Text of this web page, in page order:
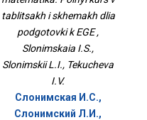
К ЕГЭ
tablitsakh i skhemakh dlia
podgotovki k EGE ,
Slonimskaia I.S.,
Slonimskii L.I., Tekucheva
I.V.
Слонимская И.С.,
Слонимский Л.И.,